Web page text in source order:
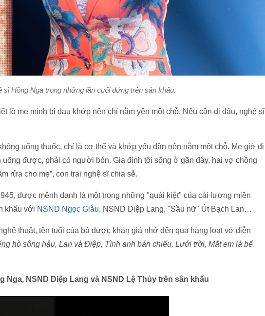
sĩ Hồng Nga trong những lần cuối đứng trên sân khấu.
lộ mẹ mình bị đau khớp nên chỉ nằm yên một chỗ. Nếu cần đi đâu, nghệ sĩ
uống thuốc, chỉ là cơ thể và khớp yếu dần nên nằm một chỗ. Mẹ giờ đi
được, phải có người bón. Gia đình tôi sống ở gần đây, hai vợ chồng
rửa cho mẹ”, con trai nghệ sĩ chia sẻ.
được mệnh danh là một trong những "quái kiệt" của cải lương miền
khấu với NSND Ngọc Giàu, NSND Diệp Lang, "Sầu nữ" Út Bạch Lan…
thuật, tên tuổi của bà được khán giả nhớ đến qua hàng loạt vở diễn
hò sông hậu, Lan và Điệp, Tình anh bán chiếu, Lưới trời, Mắt em là bể
Nga, NSND Diệp Lang và NSND Lệ Thủy trên sân khấu